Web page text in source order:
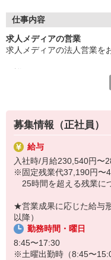
多彩な求人サービスを扱っ
企業様のニーズや求職者
正解がないから、あなた
年間休日126日とたっぷ
充実したプライベートが
あなたのチャレンジをお
仕事内容
求人メディアの営業
求人メディアの法人営業を
当社は、「採用」に関する
◎企業様の採用HP制作
◎人材紹介・人材教育サー
この広告の打ち出し方の提
より良い採用につながる広
★充実研修で、未経験スタ
様々な知識や営業ノウハウ
さらに、エリア担当制なので
担当区域内の企業様はすべ
どんどん開拓が進められま
募集情報（正社員）
給与
入社時/月給230,540円〜
※固定残業代37,190円〜
25時間を超える残業に
★営業成果に応じた給与
以降）
勤務時間・曜日
8:45〜17:30
※土曜出勤時（8:45〜